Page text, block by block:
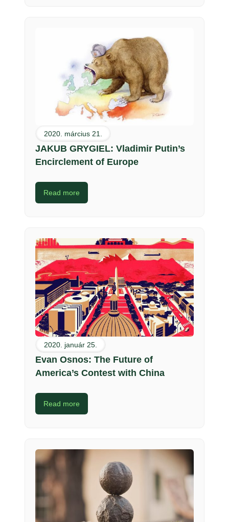
2020. március 21.
JAKUB GRYGIEL: Vladimir Putin’s
Encirclement of Europe
Read more
2020. január 25.
Evan Osnos: The Future of
America’s Contest with China
Read more